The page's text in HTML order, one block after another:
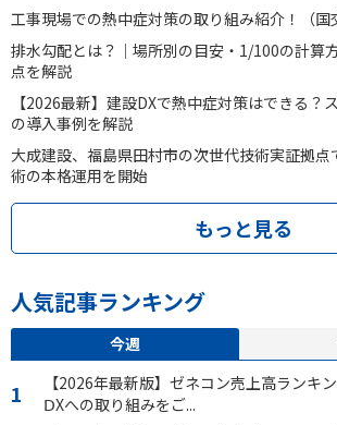
工事現場での熱中症対策の取り組み紹介！（国
排水勾配とは？｜場所別の目安・1/100の計算
点を解説
【2026最新】建設DXで熱中症対策はできる？
の導入事例を解説
大成建設、福島県田村市の次世代技術実証拠
術の本格運用を開始
もっと見る
人気記事ランキング
今週
【2026年最新版】ゼネコン売上高ランキ
ⅮXへの取り組みをご...